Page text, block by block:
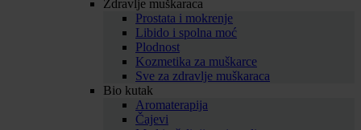
Zdravlje muškaraca
Prostata i mokrenje
Libido i spolna moć
Plodnost
Kozmetika za muškarce
Sve za zdravlje muškaraca
Bio kutak
Aromaterapija
Čajevi